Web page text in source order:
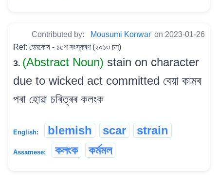
Contributed by: Mousumi Konwar on 2023-01-26
Ref: হেমকোষ - ১৫শ সংস্কৰণ (২০১৩ চন)
3. (Abstract Noun) stain on character
due to wicked act committed বেয়া কামৰ
পৰা হোৱা চৰিত্ৰৰ কলংক
English: blemish scar strain
Assamese: কলংক কৰ্মমল